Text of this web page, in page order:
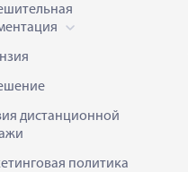
дистанционной
политика